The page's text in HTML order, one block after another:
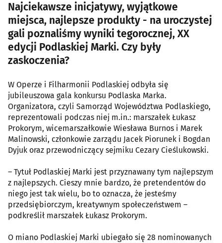
Najciekawsze inicjatywy, wyjątkowe
miejsca, najlepsze produkty - na uroczystej
gali poznaliśmy wyniki tegorocznej, XX
edycji Podlaskiej Marki. Czy były
zaskoczenia?
W Operze i Filharmonii Podlaskiej odbyła się
jubileuszowa gala konkursu Podlaska Marka.
Organizatora, czyli Samorząd Województwa Podlaskiego,
reprezentowali podczas niej m.in.: marszałek Łukasz
Prokorym, wicemarszałkowie Wiesława Burnos i Marek
Malinowski, członkowie zarządu Jacek Piorunek i Bogdan
Dyjuk oraz przewodniczący sejmiku Cezary Cieślukowski.
– Tytuł Podlaskiej Marki jest przyznawany tym najlepszym
z najlepszych. Cieszy mnie bardzo, że pretendentów do
niego jest tak wielu, bo to oznacza, że jesteśmy
przedsiębiorczym, kreatywnym społeczeństwem –
podkreślił marszałek Łukasz Prokorym.
O miano Podlaskiej Marki ubiegało się 28 nominowanych